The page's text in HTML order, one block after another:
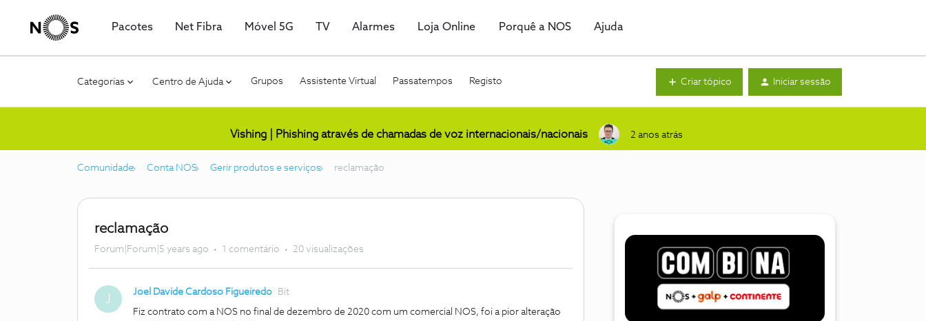
Pacotes Net Fibra Móvel 5G TV Alarmes Loja Online Porquê a NOS Ajuda
Categorias Centro de Ajuda Grupos Assistente Virtual Passatempos Registo Criar tópico Iniciar sessão
Vishing | Phishing através de chamadas de voz internacionais/nacionais 2 anos atrás
Comunidade Conta NOS Gerir produtos e serviços reclamação
reclamação
Forum|Forum|5 years ago 1 comentário 20 visualizações
J Joel Davide Cardoso Figueiredo Bit
Fiz contrato com a NOS no final de dezembro de 2020 com um comercial NOS, foi a pior alteração